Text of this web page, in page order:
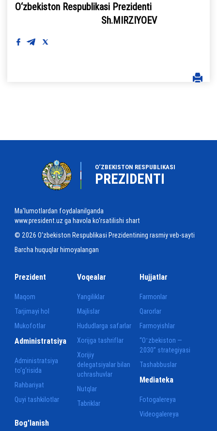
O‘zbekiston Respublikasi Prezidenti
Sh.MIRZIYOEV
O‘ZBEKISTON RESPUBLIKASI
PREZIDENTI
Ma'lumotlardan foydalanilganda
www.president.uz ga havola ko‘rsatilishi shart
© 2026 O‘zbekiston Respublikasi Prezidentining rasmiy veb-sayti
Barcha huquqlar himoyalangan
Prezident
Maqom
Tarjimayi hol
Mukofotlar
Voqealar
Yangiliklar
Majlislar
Hududlarga safarlar
Xorijga tashriflar
Xorijiy
delegatsiyalar bilan
uchrashuvlar
Nutqlar
Tabriklar
Hujjatlar
Farmonlar
Qarorlar
Farmoyishlar
“Oʻzbekiston —
2030” strategiyasi
Tashabbuslar
Administratsiya
Administratsiya
to‘g‘risida
Rahbariyat
Quyi tashkilotlar
Mediateka
Fotogalereya
Videogalereya
Bog'lanish